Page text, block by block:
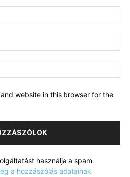
website in this browser for the
használja a spam
a hozzászólás adatainak